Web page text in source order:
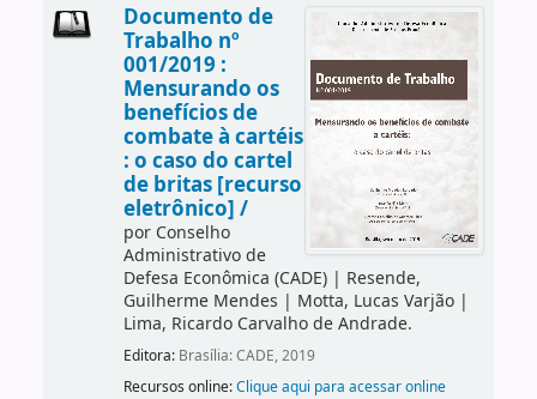
Documento de
Trabalho nº
001/2019 :
Mensurando os
benefícios de
combate à cartéis
: o caso do cartel
de britas [recurso
eletrônico] /
por Conselho
Administrativo de
Defesa Econômica (CADE)| Resende,
Guilherme Mendes | Motta, Lucas Varjão|
Lima, Ricardo Carvalho de Andrade.
Editora: Brasília: CADE, 2019
Recursos online:Clique aqui para acessar online